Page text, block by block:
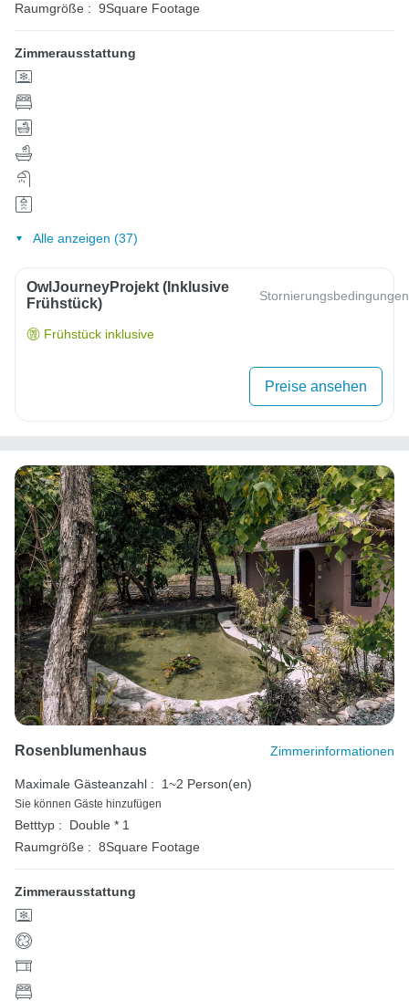
Raumgröße : 9Square Footage
Zimmerausstattung
Alle anzeigen (37)
OwlJourneyProjekt (inklusive
Frühstück)
Stornierungsbedingungen
Frühstück inklusive
Preise ansehen
Rosenblumenhaus Zimmerinformationen
Maximale Gästeanzahl : 1~2 Person(en)
Sie können Gäste hinzufügen
Betttyp :
Double * 1
Raumgröße : 8Square Footage
Zimmerausstattung